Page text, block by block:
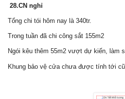
28.CN nghỉ
Tổng chi tói hôm nay là 340tr.
Trong tuần đã chi công sắt 155m2
Ngói kêu thêm 55m2 vượt dự kiến, làm
Khung bảo vệ cửa chưa được tính tới